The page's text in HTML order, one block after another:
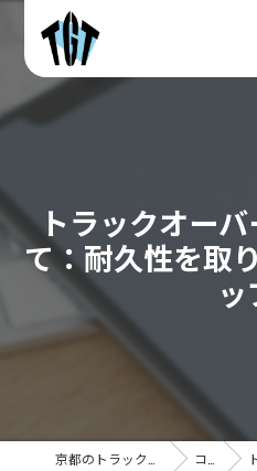
トラックオー
て：耐久性を取
コラム